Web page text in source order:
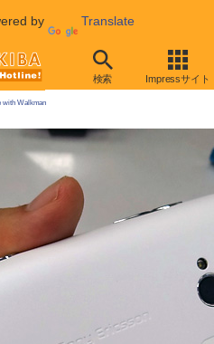
by Translate
検索 Impressサイト
with Walkman